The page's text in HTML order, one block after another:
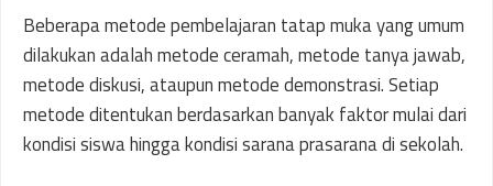
Beberapa metode pembelajaran tatap muka yang umum
dilakukan adalah metode ceramah, metode tanya jawab,
metode diskusi, ataupun metode demonstrasi. Setiap
metode ditentukan berdasarkan banyak faktor mulai dari
kondisi siswa hingga kondisi sarana prasarana di sekolah.